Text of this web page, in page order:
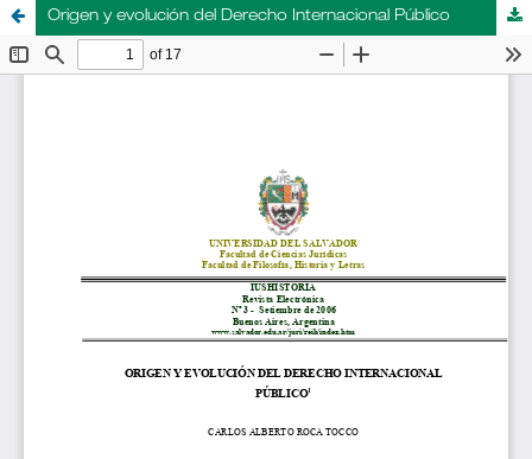
Origen y evolución del Derecho Internacional Público